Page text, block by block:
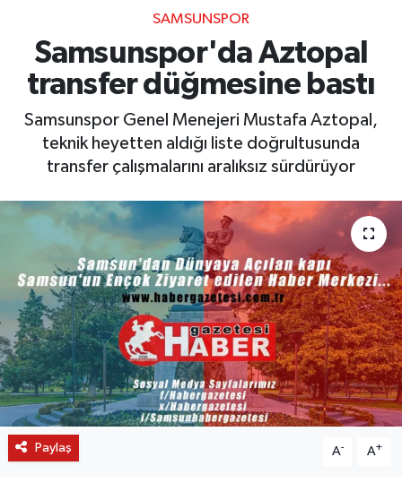
SAMSUNSPOR
Samsunspor'da Aztopal
transfer düğmesine bastı
Samsunspor Genel Menejeri Mustafa Aztopal,
teknik heyetten aldığı liste doğrultusunda
transfer çalışmalarını aralıksız sürdürüyor
Paylaş A- A+